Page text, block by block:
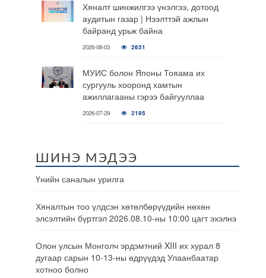
Хяналт шинжилгээ үнэлгээ, дотоод
аудитын газар | Нээлттэй ажлын
байранд урьж байна
2026-08-03 2631
МУИС болон Японы Тояама их
сургууль хооронд хамтын
ажиллагааны гэрээ байгууллаа
2026-07-29 2195
ШИНЭ МЭДЭЭ
Үнийн саналын урилга
Хяналтын тоо үлдсэн хөтөлбөрүүдийн нөхөн
элсэлтийн бүртгэл 2026.08.10-ны 10:00 цагт эхэлнэ
Олон улсын Монголч эрдэмтний XIII их хурал 8
дугаар сарын 10-13-ны өдрүүдэд Улаанбаатар
хотноо болно